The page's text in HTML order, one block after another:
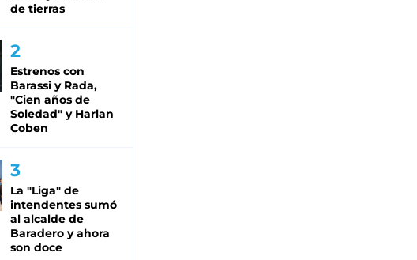
de tierras
Estrenos con
Barassi y Rada,
"Cien años de
Soledad" y Harlan
Coben
La "Liga" de
intendentes sumó
al alcalde de
Baradero y ahora
son doce